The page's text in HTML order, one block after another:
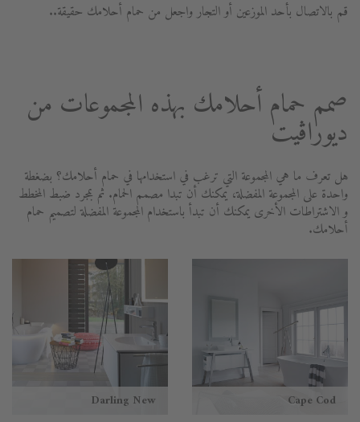
قم بالاتصال بأحد الموزعين أو التجار واجعل من حمام أحلامك حقيقة..
صمم حمام أحلامك بهذه المجموعات من
ديوراڨيت
هل تعرف ما هي المجموعة التي ترغب في استخدامها في حمام أحلامك؟ بضغطة
واحدة على المجموعة المفضلة، يمكنك أن تبدا مصمم الحمام. ثم بمجرد ضبط المخطط
و الاشتراطات الأخرى يمكنك أن تبدأ باستخدام المجموعة المفضلة لتصميم حمام
أحلامك.
Cape Cod
Darling New